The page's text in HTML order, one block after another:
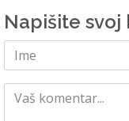
Napišite svoj